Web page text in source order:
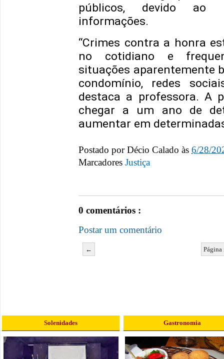
públicos, devido ao
informações.
“Crimes contra a honra
no cotidiano e
situações aparentemente
condomínio, redes
destaca a professora. A
chegar a um ano de
aumentar em
Postado porDécio Calado às 6/28/
Marcadores Justiça
0 comentários :
Postar um comentário
←
Solenidades Gastronomia